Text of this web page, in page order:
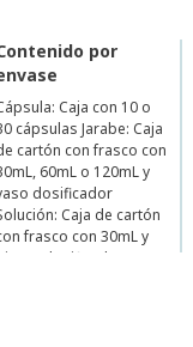
por
Caja con 10 o
cápsulas Jarabe: Caja
cartón con frasco con
60mL o 120mL y
dosificador
Caja de cartón
frasco con 30mL y
pipeta dosificadora